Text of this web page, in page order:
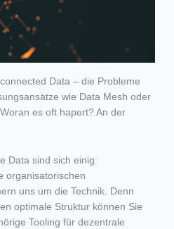
Data – die Probleme
wie Data Mesh oder
es oft hapert? An der
Data sind sich einig:
organisatorischen
uns um die Technik. Denn
optimale Struktur können Sie
Tooling für dezentrale